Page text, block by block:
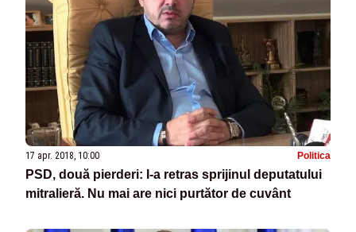
17 apr. 2018, 10:00 Politica
PSD, două pierderi: I-a retras sprijinul deputatului
mitralieră. Nu mai are nici purtător de cuvânt